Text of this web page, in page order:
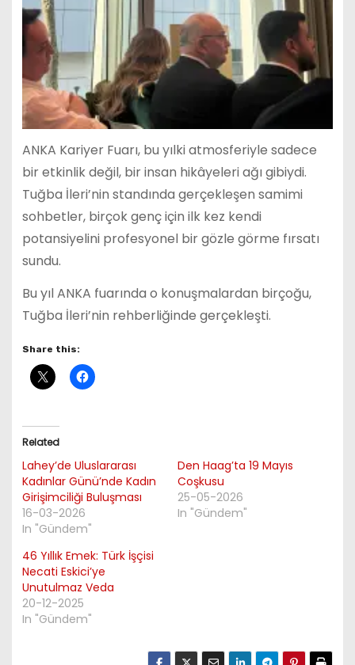
ANKA Kariyer Fuarı, bu yılki atmosferiyle sadece
bir etkinlik değil, bir insan hikâyeleri ağı gibiydi.
Tuğba İleri’nin standında gerçekleşen samimi
sohbetler, birçok genç için ilk kez kendi
potansiyelini profesyonel bir gözle görme fırsatı
sundu.
Bu yıl ANKA fuarında o konuşmalardan birçoğu,
Tuğba İleri’nin rehberliğinde gerçekleşti.
Share this:
Related
Lahey’de Uluslararası
Kadınlar Günü’nde Kadın
Girişimciliği Buluşması
16-03-2026
In "Gündem"
Den Haag’ta 19 Mayıs
Coşkusu
25-05-2026
In "Gündem"
46 Yıllık Emek: Türk İşçisi
Necati Eskici’ye
Unutulmaz Veda
20-12-2025
In "Gündem"